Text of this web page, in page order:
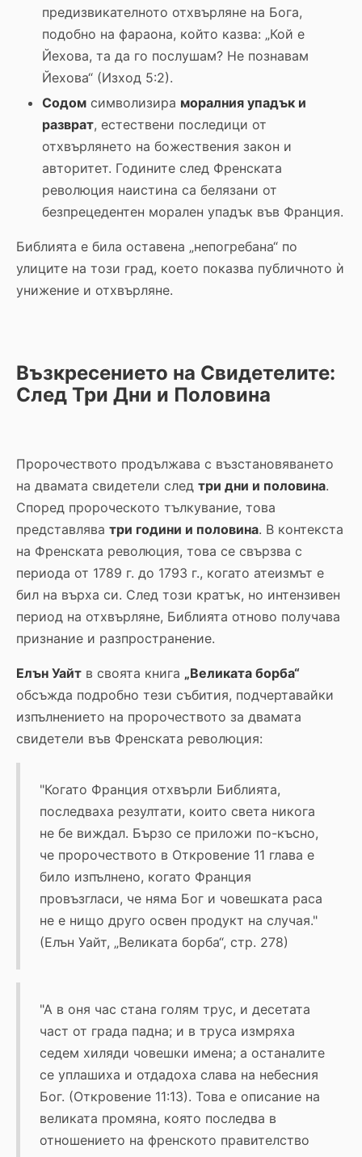
предизвикателното отхвърляне на Бога,
подобно на фараона, който казва: „Кой е
Йехова, та да го послушам? Не познавам
Йехова“ (Изход 5:2).
Содом символизира моралния упадък и
разврат, естествени последици от
отхвърлянето на божествения закон и
авторитет. Годините след Френската
революция наистина са белязани от
безпрецедентен морален упадък във Франция.
Библията е била оставена „непогребана“ по
улиците на този град, което показва публичното ѝ
унижение и отхвърляне.
Възкресението на Свидетелите:
След Три Дни и Половина
Пророчеството продължава с възстановяването
на двамата свидетели след три дни и половина.
Според пророческото тълкувание, това
представлява три години и половина. В контекста
на Френската революция, това се свързва с
периода от 1789 г. до 1793 г., когато атеизмът е
бил на върха си. След този кратък, но интензивен
период на отхвърляне, Библията отново получава
признание и разпространение.
Елън Уайт в своята книга „Великата борба“
обсъжда подробно тези събития, подчертавайки
изпълнението на пророчеството за двамата
свидетели във Френската революция:
"Когато Франция отхвърли Библията,
последваха резултати, които света никога
не бе виждал. Бързо се приложи по-късно,
че пророчеството в Откровение 11 глава е
било изпълнено, когато Франция
провъзгласи, че няма Бог и човешката раса
не е нищо друго освен продукт на случая."
(Елън Уайт, „Великата борба“, стр. 278)
"А в оня час стана голям трус, и десетата
част от града падна; и в труса измряха
седем хиляди човешки имена; а останалите
се уплашиха и отдадоха слава на небесния
Бог. (Откровение 11:13). Това е описание на
великата промяна, която последва в
отношението на френското правителство